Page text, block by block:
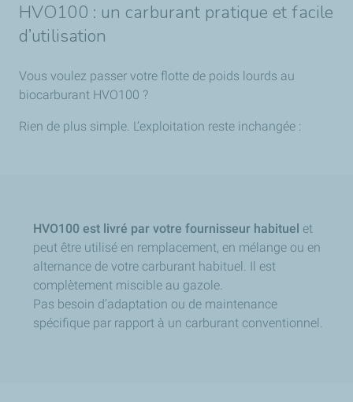
HVO100 : un carburant pratique et facile
d’utilisation
Vous voulez passer votre flotte de poids lourds au
biocarburant HVO100 ?
Rien de plus simple. L’exploitation reste inchangée :
HVO100 est livré par votre fournisseur habituel et
peut être utilisé en remplacement, en mélange ou en
alternance de votre carburant habituel. Il est
complètement miscible au gazole.
Pas besoin d’adaptation ou de maintenance
spécifique par rapport à un carburant conventionnel.